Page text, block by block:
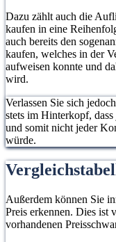
Dazu zählt auch die
kaufen in eine
auch bereits den
kaufen, welches in der
aufweisen konnte und
wird.
Verlassen Sie sich
stets im Hinterkopf,
und somit nicht jeder
würde.
Außerdem können Sie
Preis erkennen. Dies ist
vorhandenen